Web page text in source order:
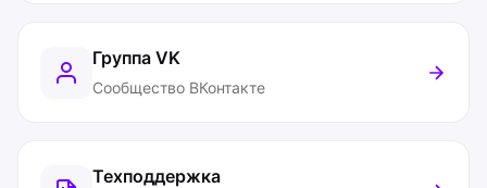
Группа VK
Сообщество ВКонтакте
Техподдержка